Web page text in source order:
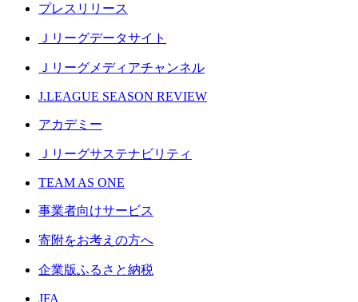
プレスリリース
Ｊリーグデータサイト
Ｊリーグメディアチャンネル
J.LEAGUE SEASON REVIEW
アカデミー
Ｊリーグサステナビリティ
TEAM AS ONE
事業者向けサービス
寄附をお考えの方へ
企業版ふるさと納税
JFA